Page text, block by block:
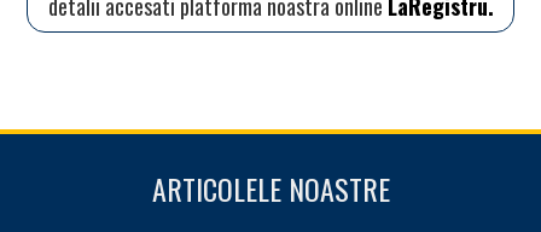
detalii accesati platforma noastra online LaRegistru.
ARTICOLELE NOASTRE